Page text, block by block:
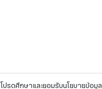
โปรดศึกษาและยอมรับนโยบายข้อมู